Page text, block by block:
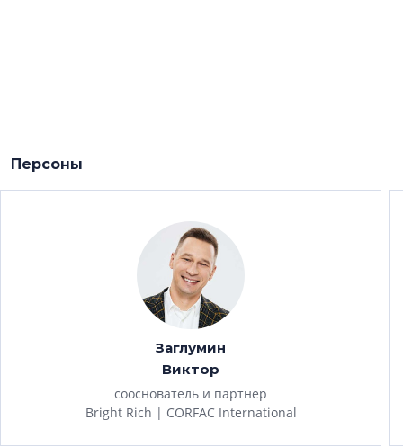
Персоны
Заглумин
Виктор
сооснователь и партнер
Bright Rich | CORFAC International